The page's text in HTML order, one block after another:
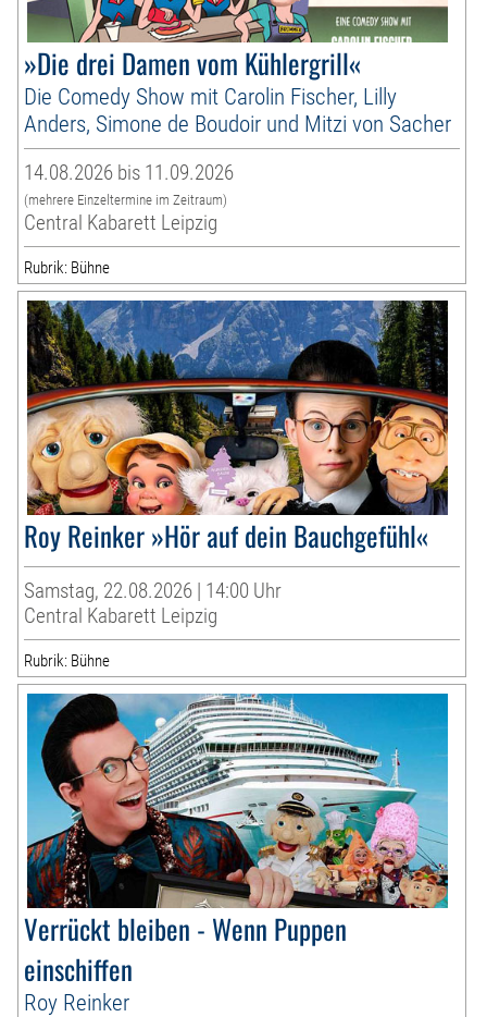
»Die drei Damen vom Kühlergrill«
Die Comedy Show mit Carolin Fischer, Lilly
Anders, Simone de Boudoir und Mitzi von Sacher
14.08.2026 bis 11.09.2026
(mehrere Einzeltermine im Zeitraum)
Central Kabarett Leipzig
Rubrik: Bühne
Roy Reinker »Hör auf dein Bauchgefühl«
Samstag, 22.08.2026 | 14:00 Uhr
Central Kabarett Leipzig
Rubrik: Bühne
Verrückt bleiben - Wenn Puppen
einschiffen
Roy Reinker